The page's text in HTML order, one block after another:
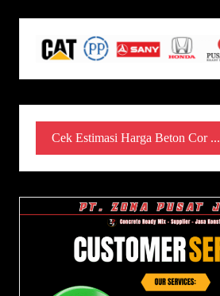
Cek Estimasi Harga Beton Cor ...